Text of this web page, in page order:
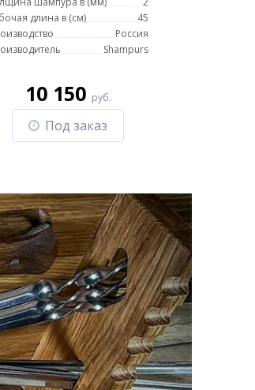
длина в (см)
45
Россия
Shampurs
10 150 руб.
Под заказ